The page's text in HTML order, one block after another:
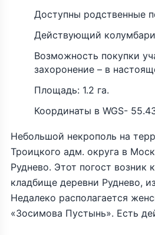
Доступны родственные
Действующий
Возможность покупки
захоронение – в
Площадь: 1.2 га.
Координаты в WGS-
Небольшой некрополь на
Троицкого адм. округа в
Руднево. Этот погост возник
кладбище деревни Руднево,
Недалеко располагается
«Зосимова Пустынь». Есть